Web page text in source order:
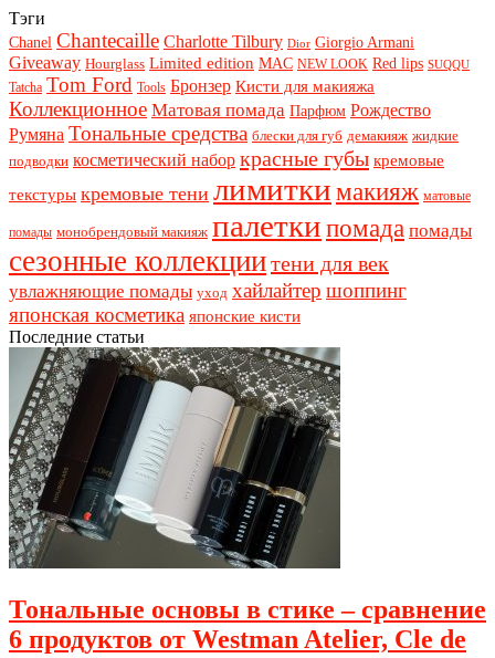
Тэги
Chanel Chantecaille Charlotte Tilbury Dior Giorgio Armani
Giveaway Hourglass Limited edition MAC NEW LOOK Red lips SUQQU
Tatcha Tom Ford Tools Бронзер Кисти для макияжа
Коллекционное Матовая помада Парфюм Рождество
Румяна Тональные средства блески для губ демакияж жидкие
подводки косметический набор красные губы кремовые
текстуры кремовые тени лимиткимакияж матовые
помады монобрендовый макияж палеткипомада помады
сезонные коллекциитени для век
увлажняющие помады уход хайлайтер шоппинг
японская косметика японские кисти
Последние статьи
Тональные основы в стике – сравнение
6 продуктов от Westman Atelier, Cle de